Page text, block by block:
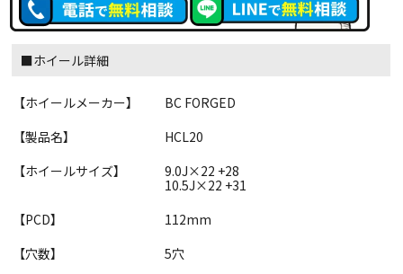
■ホイール詳細
【ホイールメーカー】
BC FORGED
【製品名】
HCL20
【ホイールサイズ】
9.0J×22 +28
10.5J×22 +31
【PCD】
112mm
【穴数】
5穴